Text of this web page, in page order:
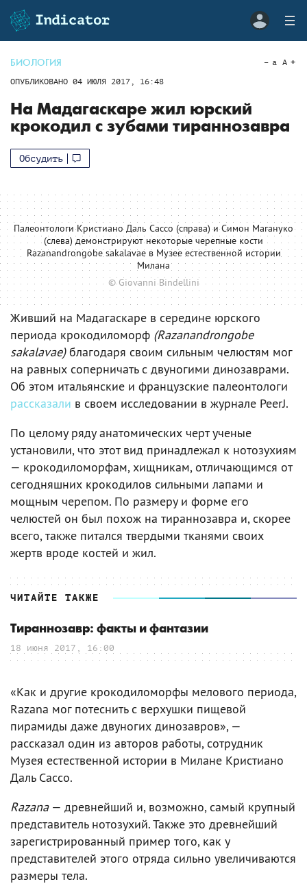
БИОЛОГИЯ
ОПУБЛИКОВАНО 04 ИЮЛЯ 2017, 16:48
a A
На Мадагаскаре жил юрский
крокодил с зубами тираннозавра
Обсудить
Палеонтологи Кристиано Даль Сассо (справа) и Симон Магануко
(слева) демонстрируют некоторые черепные кости
Razanandrongobe sakalavae в Музее естественной истории
Милана
© Giovanni Bindellini
Живший на Мадагаскаре в середине юрского
периода крокодиломорф (Razanandrongobe
sakalavae)благодаря своим сильным челюстям мог
на равных соперничать с двуногими динозаврами.
Об этом итальянские и французские палеонтологи
рассказали в своем исследовании в журнале PeerJ.
По целому ряду анатомических черт ученые
установили, что этот вид принадлежал к нотозухиям
— крокодиломорфам, хищникам, отличающимся от
сегодняшних крокодилов сильными лапами и
мощным черепом. По размеру и форме его
челюстей он был похож на тираннозавра и, скорее
всего, также питался твердыми тканями своих
жертв вроде костей и жил.
ЧИТАЙТЕ ТАКЖЕ
Тираннозавр: факты и фантазии
18 июня 2017, 16:00
«Как и другие крокодиломорфы мелового периода,
Razana мог потеснить с верхушки пищевой
пирамиды даже двуногих динозавров», —
рассказал один из авторов работы, сотрудник
Музея естественной истории в Милане Кристиано
Даль Сассо.
Razana— древнейший и, возможно, самый крупный
представитель нотозухий. Также это древнейший
зарегистрированный пример того, как у
представителей этого отряда сильно увеличиваются
размеры тела.